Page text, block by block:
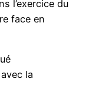
l’exercice du
face en
la